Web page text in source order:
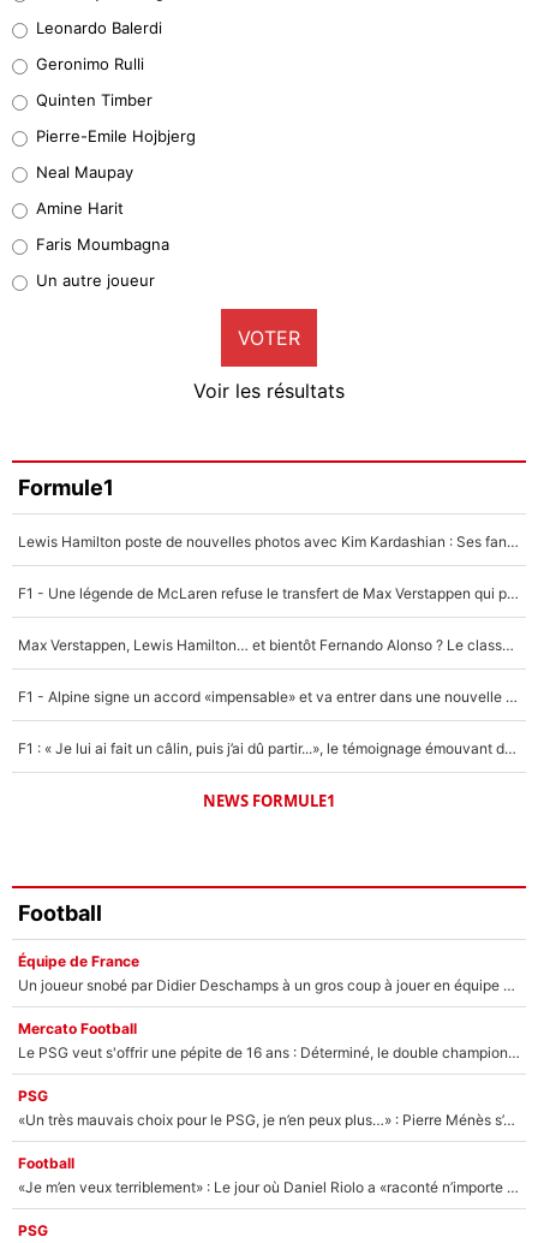
38%
32%
5%
1%
9%
Faris Moumbagna
4%
Un autre joueur
5%
Leonardo Balerdi
Geronimo Rulli
Quinten Timber
Pierre-Emile Hojbjerg
Neal Maupay
Amine Harit
Faris Moumbagna
Un autre joueur
VOTER
Voir les résultats
Formule1
Lewis Hamilton poste de nouvelles photos avec Kim Kardashian : Ses fans le voient déjà redevenir champion du monde de F1 grâce à elle !
F1 - Une légende de McLaren refuse le transfert de Max Verstappen qui pourrait «faire des vagues» et plomber l'ambiance dans l'équipe
Max Verstappen, Lewis Hamilton… et bientôt Fernando Alonso ? Le classement des pilotes les mieux payés en Formule 1 risque de changer !
F1 - Alpine signe un accord «impensable» et va entrer dans une nouvelle dimension : Grande nouvelle pour Pierre Gasly !
F1 : « Je lui ai fait un câlin, puis j’ai dû partir...», le témoignage émouvant de Max Verstappen sur sa fille
NEWS FORMULE1
Football
Équipe de France
Un joueur snobé par Didier Deschamps à un gros coup à jouer en équipe de France : Zinedine Zidane a trouvé son numéro 9 ?
Mercato Football
Le PSG veut s'offrir une pépite de 16 ans : Déterminé, le double champion d'Europe en titre est prêt à lâcher 40M€ pour celui que l'on compare déjà à Vinicius Jr !
PSG
«Un très mauvais choix pour le PSG, je n’en peux plus…» : Pierre Ménès s’est complètement trompé avec Luis Enrique et ces déclarations le prouvent !
Football
«Je m’en veux terriblement» : Le jour où Daniel Riolo a «raconté n’importe quoi» dans l'After Foot !
PSG